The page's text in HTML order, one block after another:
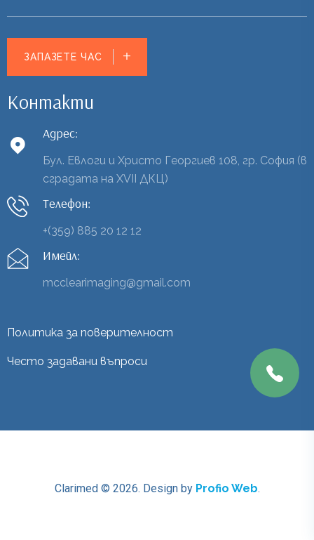
ЗАПАЗЕТЕ ЧАС
Контакти
Адрес:
Бул. Евлоги и Христо Георгиев 108, гр. София (в
сградата на XVII ДКЦ)
Телефон:
+(359) 885 20 12 12
Имейл:
mcclearimaging@gmail.com
Политика за поверителност
Често задавани въпроси
Clarimed © 2026. Design by Profio Web.